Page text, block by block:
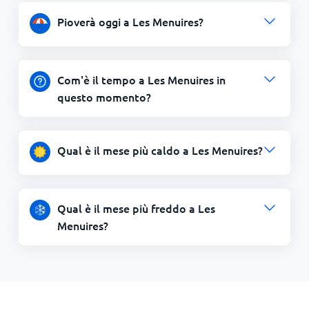
Pioverà oggi a Les Menuires?
Com'è il tempo a Les Menuires in
questo momento?
Qual è il mese più caldo a Les Menuires?
Qual è il mese più freddo a Les
Menuires?